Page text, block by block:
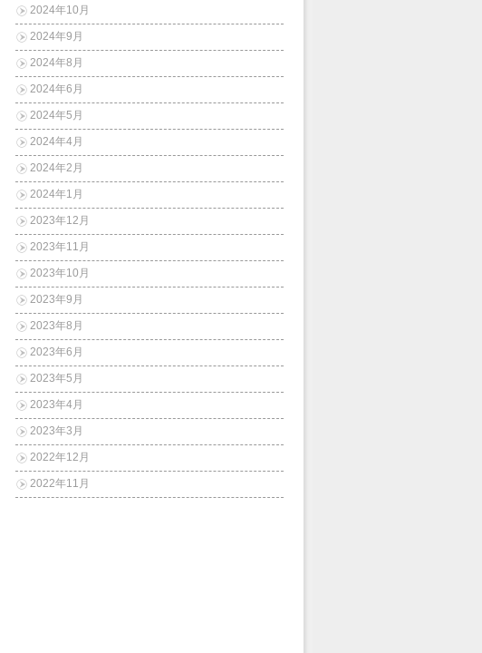
2024年10月
2024年9月
2024年8月
2024年6月
2024年5月
2024年4月
2024年2月
2024年1月
2023年12月
2023年11月
2023年10月
2023年9月
2023年8月
2023年6月
2023年5月
2023年4月
2023年3月
2022年12月
2022年11月